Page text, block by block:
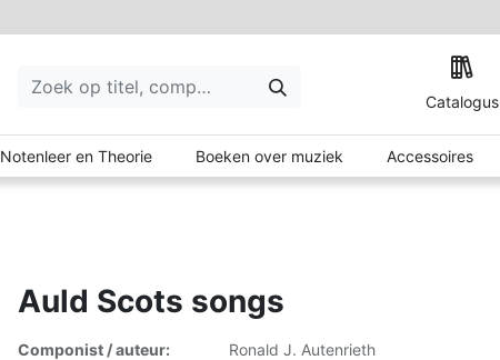
Catalogus
Notenleer en Theorie Boeken over muziek Accessoires
Auld Scots songs
Componist / auteur:
Ronald J. Autenrieth